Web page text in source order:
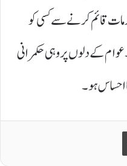
قائم کرنے سے کسی کو
کے دلوں پر وہی حکمرانی
احساس ہو۔
Print